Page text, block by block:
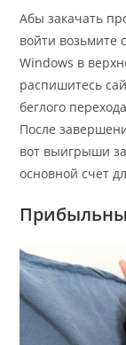
Абы закачать
войти возьмите
Windows в
распишитесь
беглого
После
вот выигрыши
основной счет